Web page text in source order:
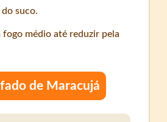
suco.
fogo médio até reduzir pela
de Maracujá